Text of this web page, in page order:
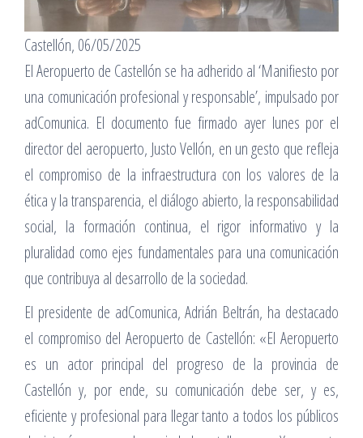
Castellón, 06/05/2025
El Aeropuerto de Castellón se ha adherido al ‘Manifiesto por
una comunicación profesional y responsable’, impulsado por
adComunica. El documento fue firmado ayer lunes por el
director del aeropuerto, Justo Vellón, en un gesto que refleja
el compromiso de la infraestructura con los valores de la
ética y la transparencia, el diálogo abierto, la responsabilidad
social, la formación continua, el rigor informativo y la
pluralidad como ejes fundamentales para una comunicación
que contribuya al desarrollo de la sociedad.
El presidente de adComunica, Adrián Beltrán, ha destacado
el compromiso del Aeropuerto de Castellón: «El Aeropuerto
es un actor principal del progreso de la provincia de
Castellón y, por ende, su comunicación debe ser, y es,
eficiente y profesional para llegar tanto a todos los públicos